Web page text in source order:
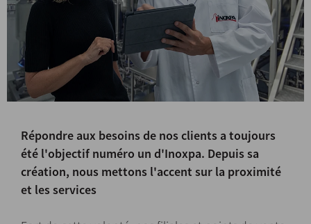
Répondre aux besoins de nos clients a toujours
été l'objectif numéro un d'Inoxpa. Depuis sa
création, nous mettons l'accent sur la proximité
et les services